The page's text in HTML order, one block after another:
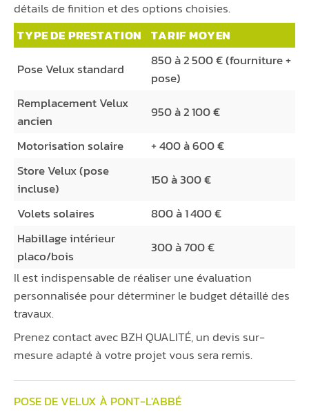
détails de finition et des options choisies.
TYPE DE PRESTATION TARIF MOYEN
Pose Velux standard
850 à 2 500 € (fourniture +
pose)
Remplacement Velux
ancien
950 à 2 100 €
Motorisation solaire
+ 400 à 600 €
Store Velux (pose
incluse)
150 à 300 €
Volets solaires
800 à 1 400 €
Habillage intérieur
placo/bois
300 à 700 €
Il est indispensable de réaliser une évaluation
personnalisée pour déterminer le budget détaillé des
travaux.
Prenez contact avec BZH QUALITÉ, un devis sur-
mesure adapté à votre projet vous sera remis.
POSE DE VELUX À PONT-L'ABBÉ